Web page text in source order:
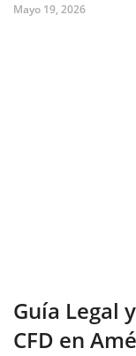
Mayo 19, 2026
Guía Legal
CFD en